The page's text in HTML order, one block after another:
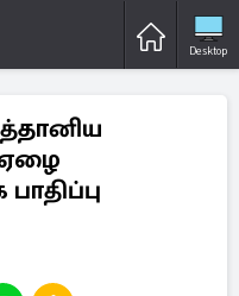
Desktop